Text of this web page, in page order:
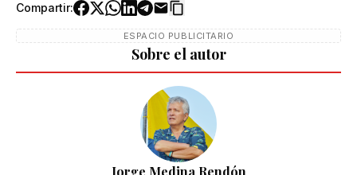
Compartir:
ESPACIO PUBLICITARIO
Sobre el autor
Jorge Medina Rendón